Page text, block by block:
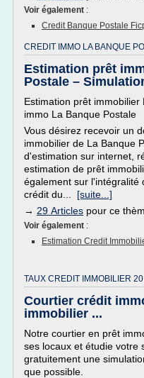
Voir également :
Credit Banque Postale
CREDIT IMMO LA BANQUE
Estimation prêt
Postale –
Estimation prêt
immo La Banque Postale
Vous désirez recevoir un
immobilier de La Banque
d'estimation sur internet,
estimation de prêt
également sur l'intégralité
crédit du... [suite...]
→ 29 Articles pour ce
Voir également :
Estimation Credit
TAUX CREDIT IMMOBILIER
Courtier crédit
immobilier ...
Notre courtier en prêt
ses locaux et étudie votre
gratuitement une
que possible.